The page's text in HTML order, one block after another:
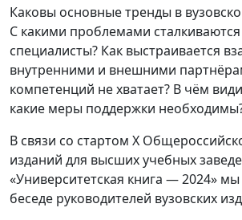
Каковы основные тренды в
С какими проблемами
специалисты? Как выстраивается
внутренними и внешними
компетенций не хватает? В чём
какие меры поддержки
В связи со стартом X
изданий для высших учебных
«Университетская книга — 2024»
беседе руководителей вузовских